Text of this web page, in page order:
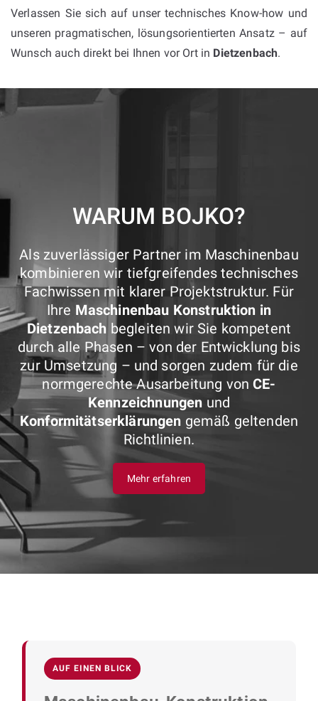
Verlassen Sie sich auf unser technisches Know-how und
unseren pragmatischen, lösungsorientierten Ansatz – auf
Wunsch auch direkt bei Ihnen vor Ort in Dietzenbach.
WARUM BOJKO?
Als zuverlässiger Partner im Maschinenbau
kombinieren wir tiefgreifendes technisches
Fachwissen mit klarer Projektstruktur. Für
Ihre Maschinenbau Konstruktion in
Dietzenbach begleiten wir Sie kompetent
durch alle Phasen – von der Entwicklung bis
zur Umsetzung – und sorgen zudem für die
normgerechte Ausarbeitung vonCE-
Kennzeichnungen und
Konformitätserklärungen gemäß geltenden
Richtlinien.
Mehr erfahren
AUF EINEN BLICK